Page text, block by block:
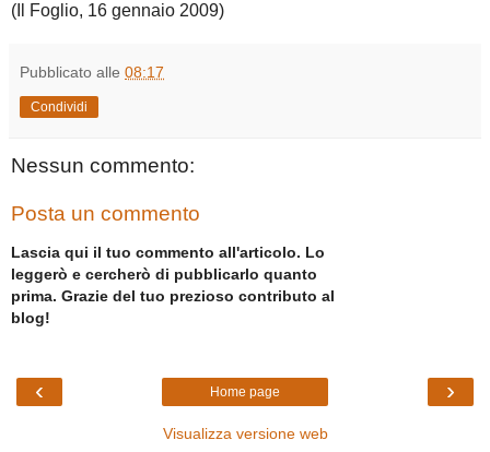
(Il Foglio, 16 gennaio 2009)
Pubblicato alle 08:17
Condividi
Nessun commento:
Posta un commento
Lascia qui il tuo commento all'articolo. Lo
leggerò e cercherò di pubblicarlo quanto
prima. Grazie del tuo prezioso contributo al
blog!
‹ ›
Home page
Visualizza versione web